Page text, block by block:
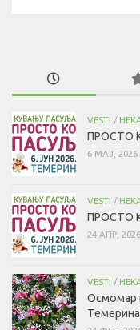
VESTI /
ПРОСТО
6 МАЈ, 2026
VESTI /
ПРОСТО
24 АПР, 2026
VESTI /
Темерина